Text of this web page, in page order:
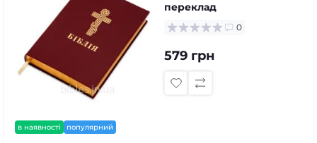
в наявності популярний
переклад
0
579 грн